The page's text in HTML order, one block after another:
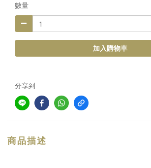
數量
加入購物車
分享到
商品描述